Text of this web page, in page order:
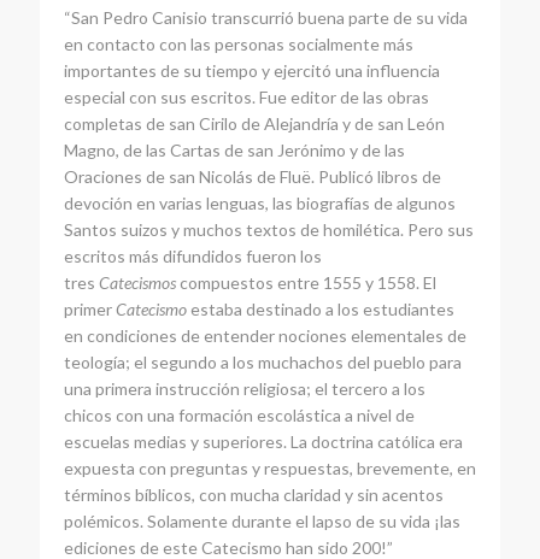
“San Pedro Canisio transcurrió buena parte de su vida
en contacto con las personas socialmente más
importantes de su tiempo y ejercitó una influencia
especial con sus escritos. Fue editor de las obras
completas de san Cirilo de Alejandría y de san León
Magno, de las Cartas de san Jerónimo y de las
Oraciones de san Nicolás de Fluë. Publicó libros de
devoción en varias lenguas, las biografías de algunos
Santos suizos y muchos textos de homilética. Pero sus
escritos más difundidos fueron los
tres Catecismoscompuestos entre 1555 y 1558. El
primerCatecismo estaba destinado a los estudiantes
en condiciones de entender nociones elementales de
teología; el segundo a los muchachos del pueblo para
una primera instrucción religiosa; el tercero a los
chicos con una formación escolástica a nivel de
escuelas medias y superiores. La doctrina católica era
expuesta con preguntas y respuestas, brevemente, en
términos bíblicos, con mucha claridad y sin acentos
polémicos. Solamente durante el lapso de su vida ¡las
ediciones de este Catecismo han sido 200!”